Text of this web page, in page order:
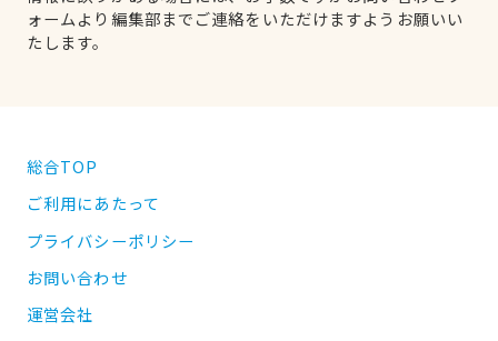
ォームより編集部までご連絡をいただけますようお願いい
たします。
総合TOP
ご利用にあたって
プライバシーポリシー
お問い合わせ
運営会社